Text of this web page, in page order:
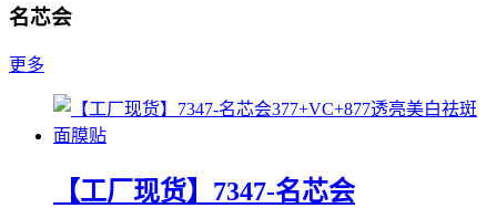
名芯会
更多
【工厂现货】7347-名芯会